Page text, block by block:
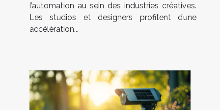
l’automation au sein des industries créatives.
Les studios et designers profitent d’une
accélération...